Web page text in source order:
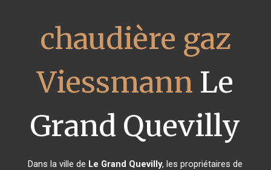
chaudière gaz
Viessmann Le
Grand Quevilly
Dans la ville de Le Grand Quevilly, les propriétaires de